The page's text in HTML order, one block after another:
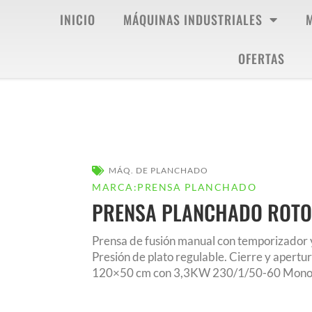
INICIO MÁQUINAS INDUSTRIALES
OFERTAS
MÁQ. DE PLANCHADO
MARCA:PRENSA PLANCHADO
PRENSA PLANCHADO
Prensa de fusión manual con
Presión de plato regulable. Cierre y
120×50 cm con 3,3KW 230/1/50-60